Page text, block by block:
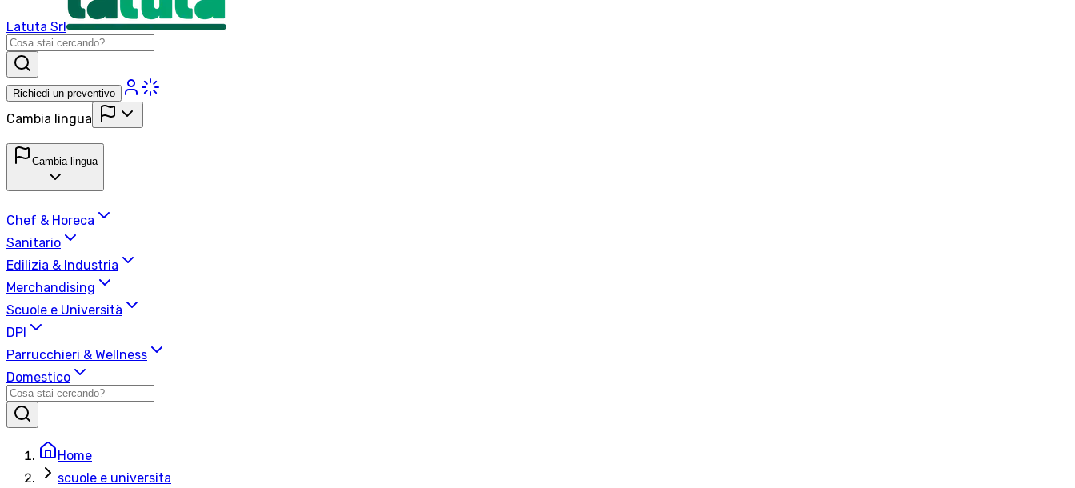
Latuta Srl
Richiedi un preventivo
Cambia lingua
Cambia lingua
Chef & Horeca
Sanitario
Edilizia & Industria
Merchandising
Scuole e Università
DPI
Parrucchieri & Wellness
Domestico
Home
scuole e universita